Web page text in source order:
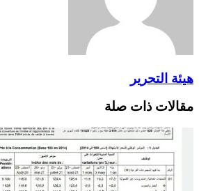
هيئة التحرير
مقالات ذات صلة